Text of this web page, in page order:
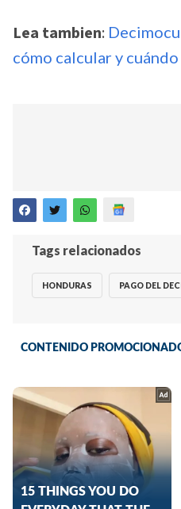
Lea tambien:
cómo calcular y
Tags relacionados
HONDURAS PAGO DEL